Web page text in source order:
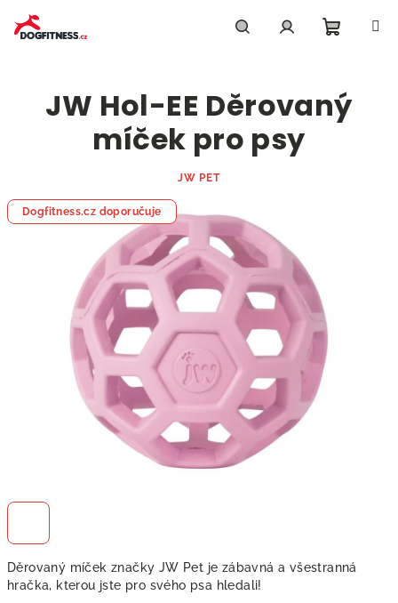
obsah
košík
Děrovaný míček značky JW Pet je zábavná a všestranná
hračka, kterou jste pro svého psa hledali!
JW Hol-EE Děrovaný
míček pro psy
JW PET
Dogfitness.cz doporučuje